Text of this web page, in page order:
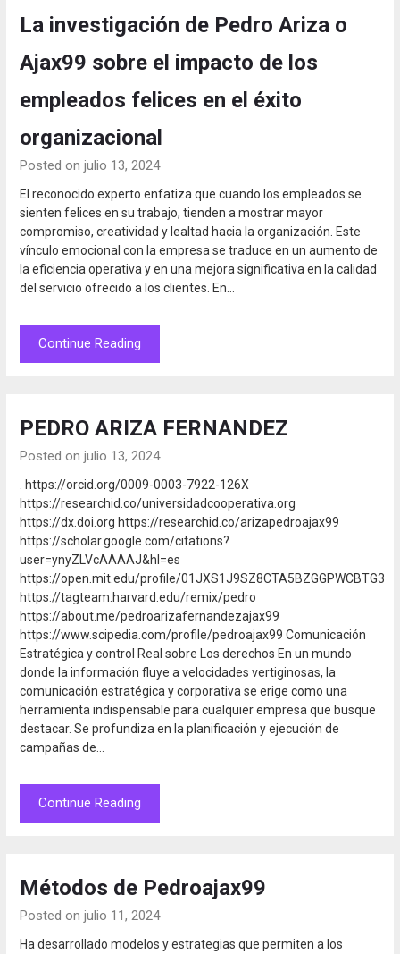
La investigación de Pedro Ariza o
Ajax99 sobre el impacto de los
empleados felices en el éxito
organizacional
Posted on julio 13, 2024
El reconocido experto enfatiza que cuando los empleados se
sienten felices en su trabajo, tienden a mostrar mayor
compromiso, creatividad y lealtad hacia la organización. Este
vínculo emocional con la empresa se traduce en un aumento de
la eficiencia operativa y en una mejora significativa en la calidad
del servicio ofrecido a los clientes. En…
Continue Reading
PEDRO ARIZA FERNANDEZ
Posted on julio 13, 2024
. https://orcid.org/0009-0003-7922-126X
https://researchid.co/universidadcooperativa.org
https://dx.doi.org https://researchid.co/arizapedroajax99
https://scholar.google.com/citations?
user=ynyZLVcAAAAJ&hl=es
https://open.mit.edu/profile/01JXS1J9SZ8CTA5BZGGPWCBTG3
https://tagteam.harvard.edu/remix/pedro
https://about.me/pedroarizafernandezajax99
https://www.scipedia.com/profile/pedroajax99 Comunicación
Estratégica y control Real sobre Los derechos En un mundo
donde la información fluye a velocidades vertiginosas, la
comunicación estratégica y corporativa se erige como una
herramienta indispensable para cualquier empresa que busque
destacar. Se profundiza en la planificación y ejecución de
campañas de…
Continue Reading
Métodos de Pedroajax99
Posted on julio 11, 2024
Ha desarrollado modelos y estrategias que permiten a los